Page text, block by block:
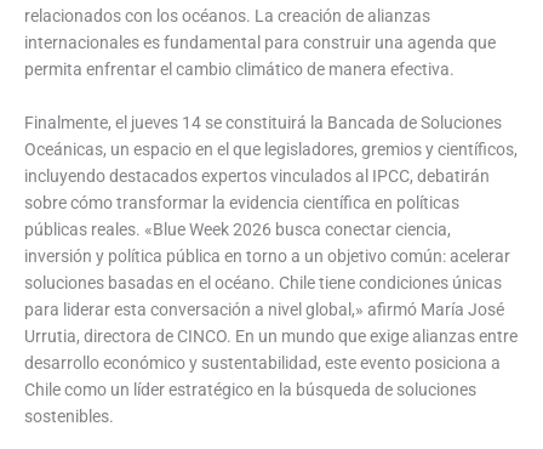
relacionados con los océanos. La creación de alianzas
internacionales es fundamental para construir una agenda que
permita enfrentar el cambio climático de manera efectiva.
Finalmente, el jueves 14 se constituirá la Bancada de Soluciones
Oceánicas, un espacio en el que legisladores, gremios y científicos,
incluyendo destacados expertos vinculados al IPCC, debatirán
sobre cómo transformar la evidencia científica en políticas
públicas reales. «Blue Week 2026 busca conectar ciencia,
inversión y política pública en torno a un objetivo común: acelerar
soluciones basadas en el océano. Chile tiene condiciones únicas
para liderar esta conversación a nivel global,» afirmó María José
Urrutia, directora de CINCO. En un mundo que exige alianzas entre
desarrollo económico y sustentabilidad, este evento posiciona a
Chile como un líder estratégico en la búsqueda de soluciones
sostenibles.